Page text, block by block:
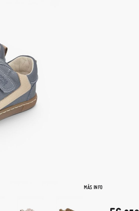
MÁS INFO